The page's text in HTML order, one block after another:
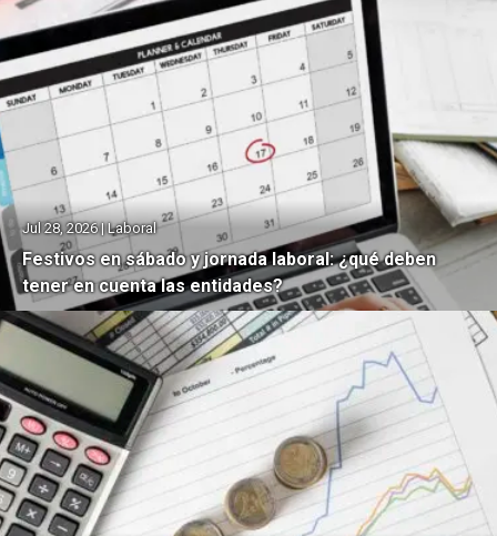
Festivos en sábado y jornada laboral: ¿qué deben
tener en cuenta las entidades?
Jul 28, 2026 | Laboral